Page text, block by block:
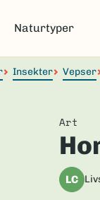
Naturtyper
Insekter Vepser
Art
LC